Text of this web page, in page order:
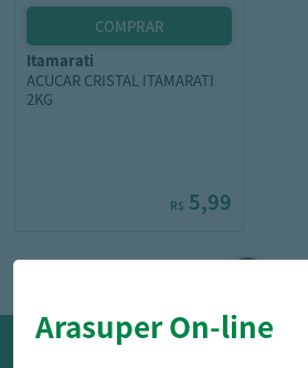
itamarati
ACUCAR CRISTAL ITAMARATI
2KG
R$ 5,99
Arasuper On-line